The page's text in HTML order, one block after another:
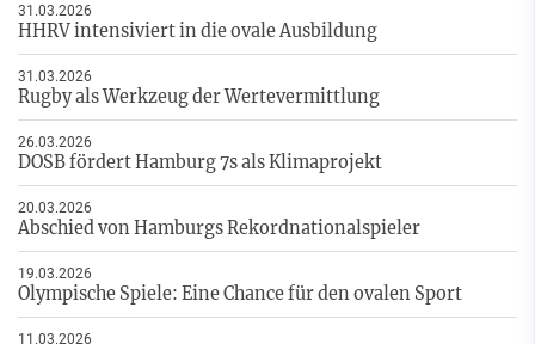
31.03.2026
HHRV intensiviert in die ovale Ausbildung
31.03.2026
Rugby als Werkzeug der Wertevermittlung
26.03.2026
DOSB fördert Hamburg 7s als Klimaprojekt
20.03.2026
Abschied von Hamburgs Rekordnationalspieler
19.03.2026
Olympische Spiele: Eine Chance für den ovalen Sport
11.03.2026